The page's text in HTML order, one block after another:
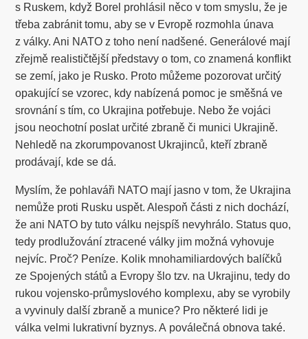
s Ruskem, když Borel prohlásil něco v tom smyslu, že je
třeba zabránit tomu, aby se v Evropě rozmohla únava
z války. Ani NATO z toho není nadšené. Generálové mají
zřejmě realističtější představy o tom, co znamená konflikt
se zemí, jako je Rusko. Proto můžeme pozorovat určitý
opakující se vzorec, kdy nabízená pomoc je směšná ve
srovnání s tím, co Ukrajina potřebuje. Nebo že vojáci
jsou neochotní poslat určité zbraně či munici Ukrajině.
Nehledě na zkorumpovanost Ukrajinců, kteří zbraně
prodávají, kde se dá.
Myslím, že pohlaváři NATO mají jasno v tom, že Ukrajina
nemůže proti Rusku uspět. Alespoň části z nich dochází,
že ani NATO by tuto válku nejspíš nevyhrálo. Status quo,
tedy prodlužování ztracené války jim možná vyhovuje
nejvíc. Proč? Peníze. Kolik mnohamiliardových balíčků
ze Spojených států a Evropy šlo tzv. na Ukrajinu, tedy do
rukou vojensko-průmyslového komplexu, aby se vyrobily
a vyvinuly další zbraně a munice? Pro některé lidi je
válka velmi lukrativní byznys. A poválečná obnova také.